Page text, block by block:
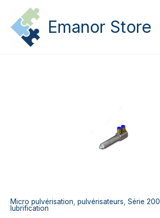
contenu
Emanor Store
Micro pulvérisation, pulvérisateurs, Série 200
lubrification